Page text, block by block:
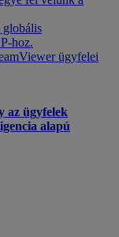
globális
hoz.
ügyfelei
az ügyfelek
alapú